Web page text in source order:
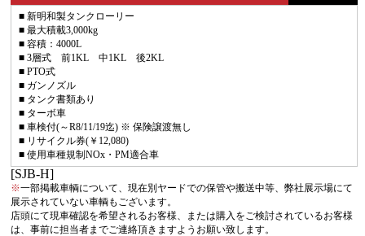
■ 新明和製タンクローリー
■ 最大積載3,000kg
■ 容積：4000L
■ 3層式 前1KL 中1KL 後2KL
■ PTO式
■ ガンノズル
■ タンク書類あり
■ ターボ車
■ 車検付(～R8/11/19迄) ※ 保険譲渡無し
■ リサイクル券(￥12,080)
■ 使用車種規制NOx・PM適合車
[SJB-H]
※一部掲載車輌について、現在別ヤードでの保管や搬送中等、弊社展示場にて
展示されていない車輌もございます。
店頭にて現車確認を希望されるお客様、または購入をご検討されているお客様
は、事前に担当者までご連絡頂きますようお願い致します。